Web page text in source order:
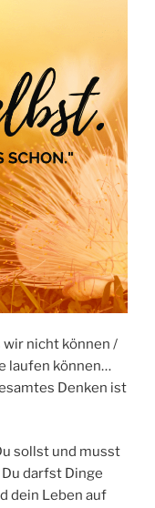
wir nicht können /
laufen können…
Denken ist
sollst und musst
darfst Dinge
dein Leben auf